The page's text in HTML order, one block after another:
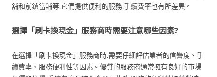
舖和前鎮當舖等,它們提供便利的服務,手續費率也有所差異。
選擇「刷卡換現金」服務商時需要注意哪些因素?
在選擇「刷卡換現金」服務商時,需要仔細評估業者的信譽度、手
續費率、服務便利性等因素。優質的服務商通常擁有良好的市場